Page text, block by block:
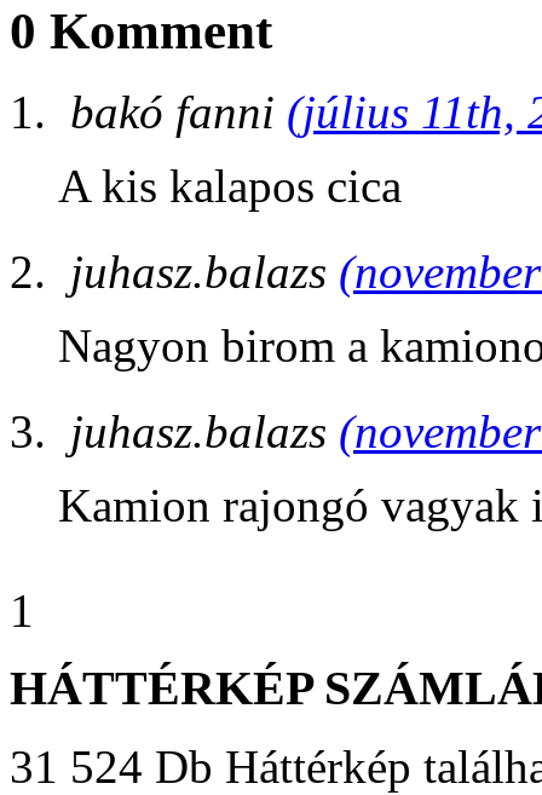
0 Komment
bakó fanni (július 11th,
A kis kalapos cica
juhasz.balazs
Nagyon birom a
juhasz.balazs
Kamion rajongó vagyak
1
HÁTTÉRKÉP
31 524 Db Háttérkép